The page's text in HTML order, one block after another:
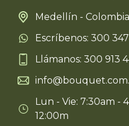
Medellín - Colombia
Escríbenos: 300
Llámanos: 300 913
Lun - Vie: 7:30am -
12:00m